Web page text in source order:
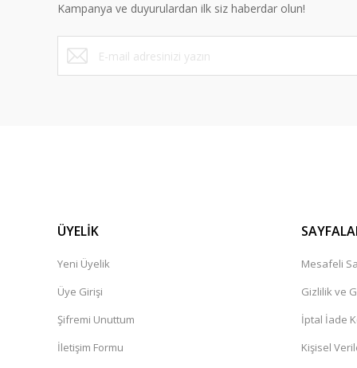
Ürün fiyatı diğer sitelerden daha pahalı.
Bu ürüne benzer farklı alternatifler olmalı.
Kampanya ve duyurulardan ilk siz haberdar olun!
ÜYELİK
Yeni Üyelik
Üye Girişi
Şifremi Unuttum
İletişim Formu
Mesafeli
Gizlilik ve
İptal İade
Kişisel